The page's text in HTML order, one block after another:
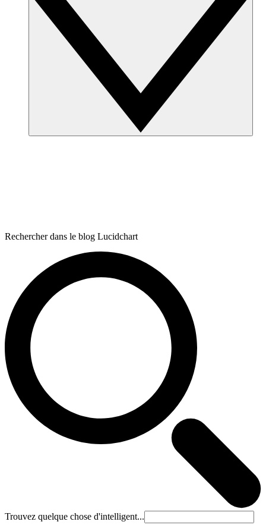
Rechercher dans le blog Lucidchart
Trouvez quelque chose d'intelligent...